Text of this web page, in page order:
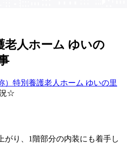
老人ホーム ゆいの​
）特別養護老人ホーム ゆいの里
☆
がり、1階部分の内装にも着手し